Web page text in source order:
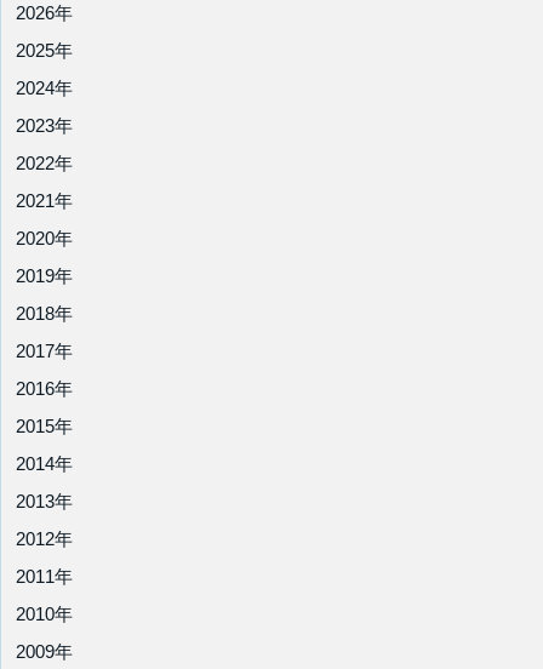
2026年
2025年
2024年
2023年
2022年
2021年
2020年
2019年
2018年
2017年
2016年
2015年
2014年
2013年
2012年
2011年
2010年
2009年